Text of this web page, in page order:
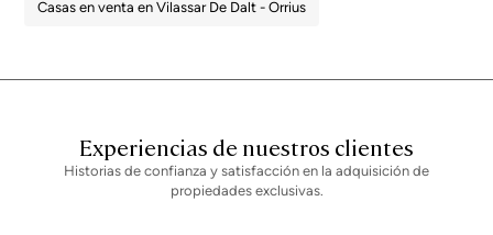
Casas en venta en Vilassar De Dalt - Orrius
Experiencias de nuestros clientes
Historias de confianza y satisfacción en la adquisición de
propiedades exclusivas.